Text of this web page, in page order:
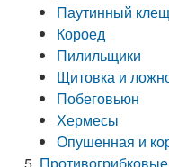
Паутинный клещ
Короед
Пилильщики
Щитовка и
Побеговьюн
Хермесы
Опушенная и